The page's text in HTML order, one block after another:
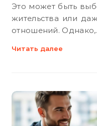
Это может быть
жительства или
отношений.
Читать далее